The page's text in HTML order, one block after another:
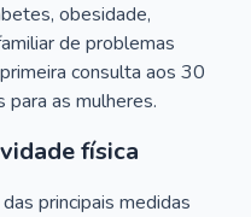
obesidade,
de problemas
consulta aos 30
para as mulheres.
física
principais medidas